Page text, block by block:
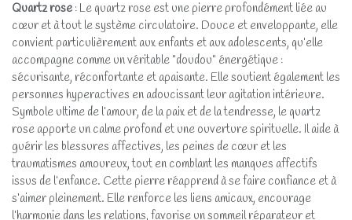
Quartz rose : Le quartz rose est une pierre profondément liée au
cœur et à tout le système circulatoire. Douce et enveloppante, elle
convient particulièrement aux enfants et aux adolescents, qu’elle
accompagne comme un véritable "doudou" énergétique :
sécurisante, réconfortante et apaisante. Elle soutient également les
personnes hyperactives en adoucissant leur agitation intérieure.
Symbole ultime de l’amour, de la paix et de la tendresse, le quartz
rose apporte un calme profond et une ouverture spirituelle. Il aide à
guérir les blessures affectives, les peines de cœur et les
traumatismes amoureux, tout en comblant les manques affectifs
issus de l’enfance. Cette pierre réapprend à se faire confiance et à
s’aimer pleinement. Elle renforce les liens amicaux, encourage
l’harmonie dans les relations, favorise un sommeil réparateur et